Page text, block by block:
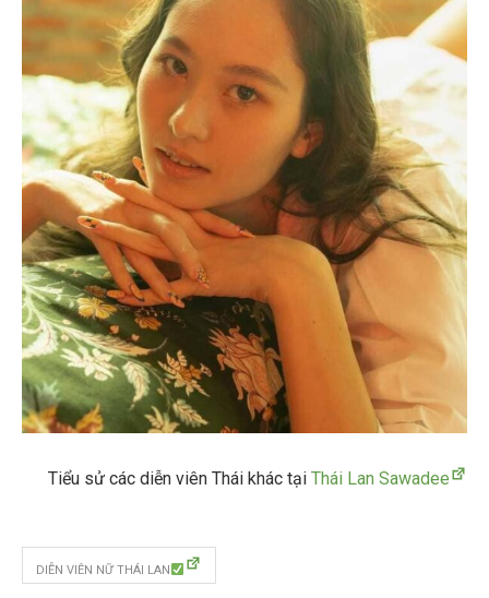
Tiểu sử các diễn viên Thái khác tại Thái Lan Sawadee
DIỄN VIÊN NỮ THÁI LAN